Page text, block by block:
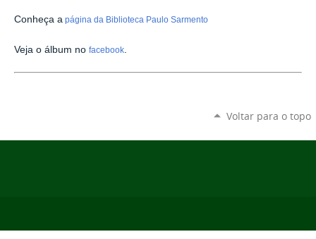
Conheça a página da Biblioteca Paulo Sarmento
Veja o álbum no facebook
Voltar para o topo